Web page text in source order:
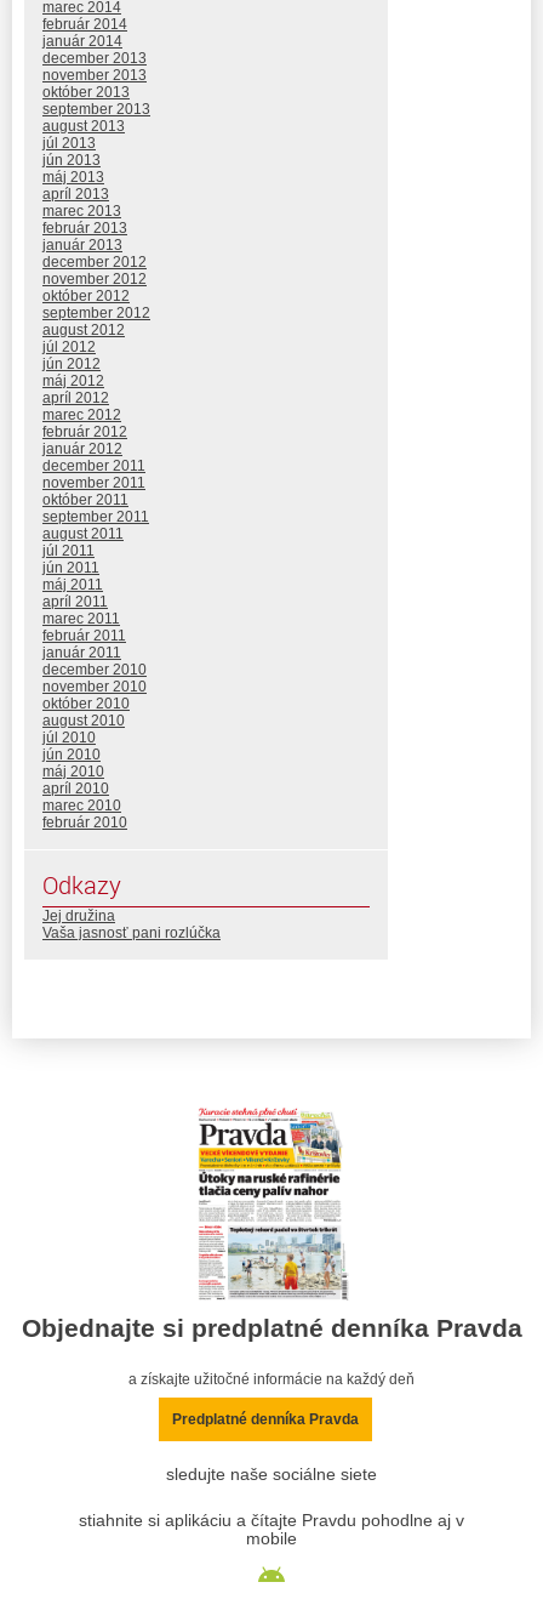
marec 2014
február 2014
január 2014
december 2013
november 2013
október 2013
september 2013
august 2013
júl 2013
jún 2013
máj 2013
apríl 2013
marec 2013
február 2013
január 2013
december 2012
november 2012
október 2012
september 2012
august 2012
júl 2012
jún 2012
máj 2012
apríl 2012
marec 2012
február 2012
január 2012
december 2011
november 2011
október 2011
september 2011
august 2011
júl 2011
jún 2011
máj 2011
apríl 2011
marec 2011
február 2011
január 2011
december 2010
november 2010
október 2010
august 2010
júl 2010
jún 2010
máj 2010
apríl 2010
marec 2010
február 2010
Odkazy
Jej družina
Vaša jasnosť pani rozlúčka
Objednajte si predplatné denníka Pravda
a získajte užitočné informácie na každý deň
Predplatné denníka Pravda
sledujte naše sociálne siete
stiahnite si aplikáciu a čítajte Pravdu pohodlne aj v
mobile